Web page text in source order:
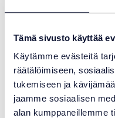
Tämä sivusto käyttää
Käytämme evästeitä
räätälöimiseen,
tukemiseen ja
jaamme sosiaalisen
alan kumppaneillemme